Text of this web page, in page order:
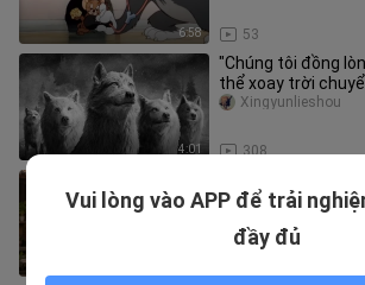
6:58 53
4:01
"Chúng tôi đồng
thể xoay trời
308
Xingyunlieshou
Vlog điền viên
Guga~
Vui lòng vào APP để trải
đầy đủ